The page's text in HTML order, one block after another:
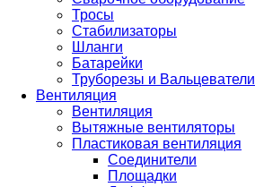
Тросы
Стабилизаторы
Шланги
Батарейки
Труборезы и Вальцеватели
Вентиляция
Вентиляция
Вытяжные вентиляторы
Пластиковая вентиляция
Соединители
Площадки